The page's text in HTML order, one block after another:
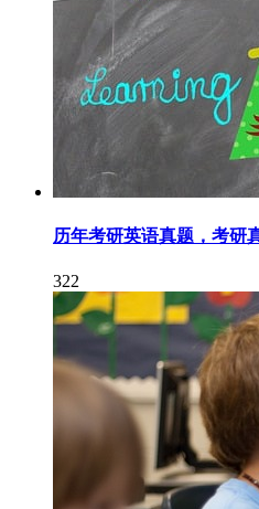
历年考研英语真题，考研
322